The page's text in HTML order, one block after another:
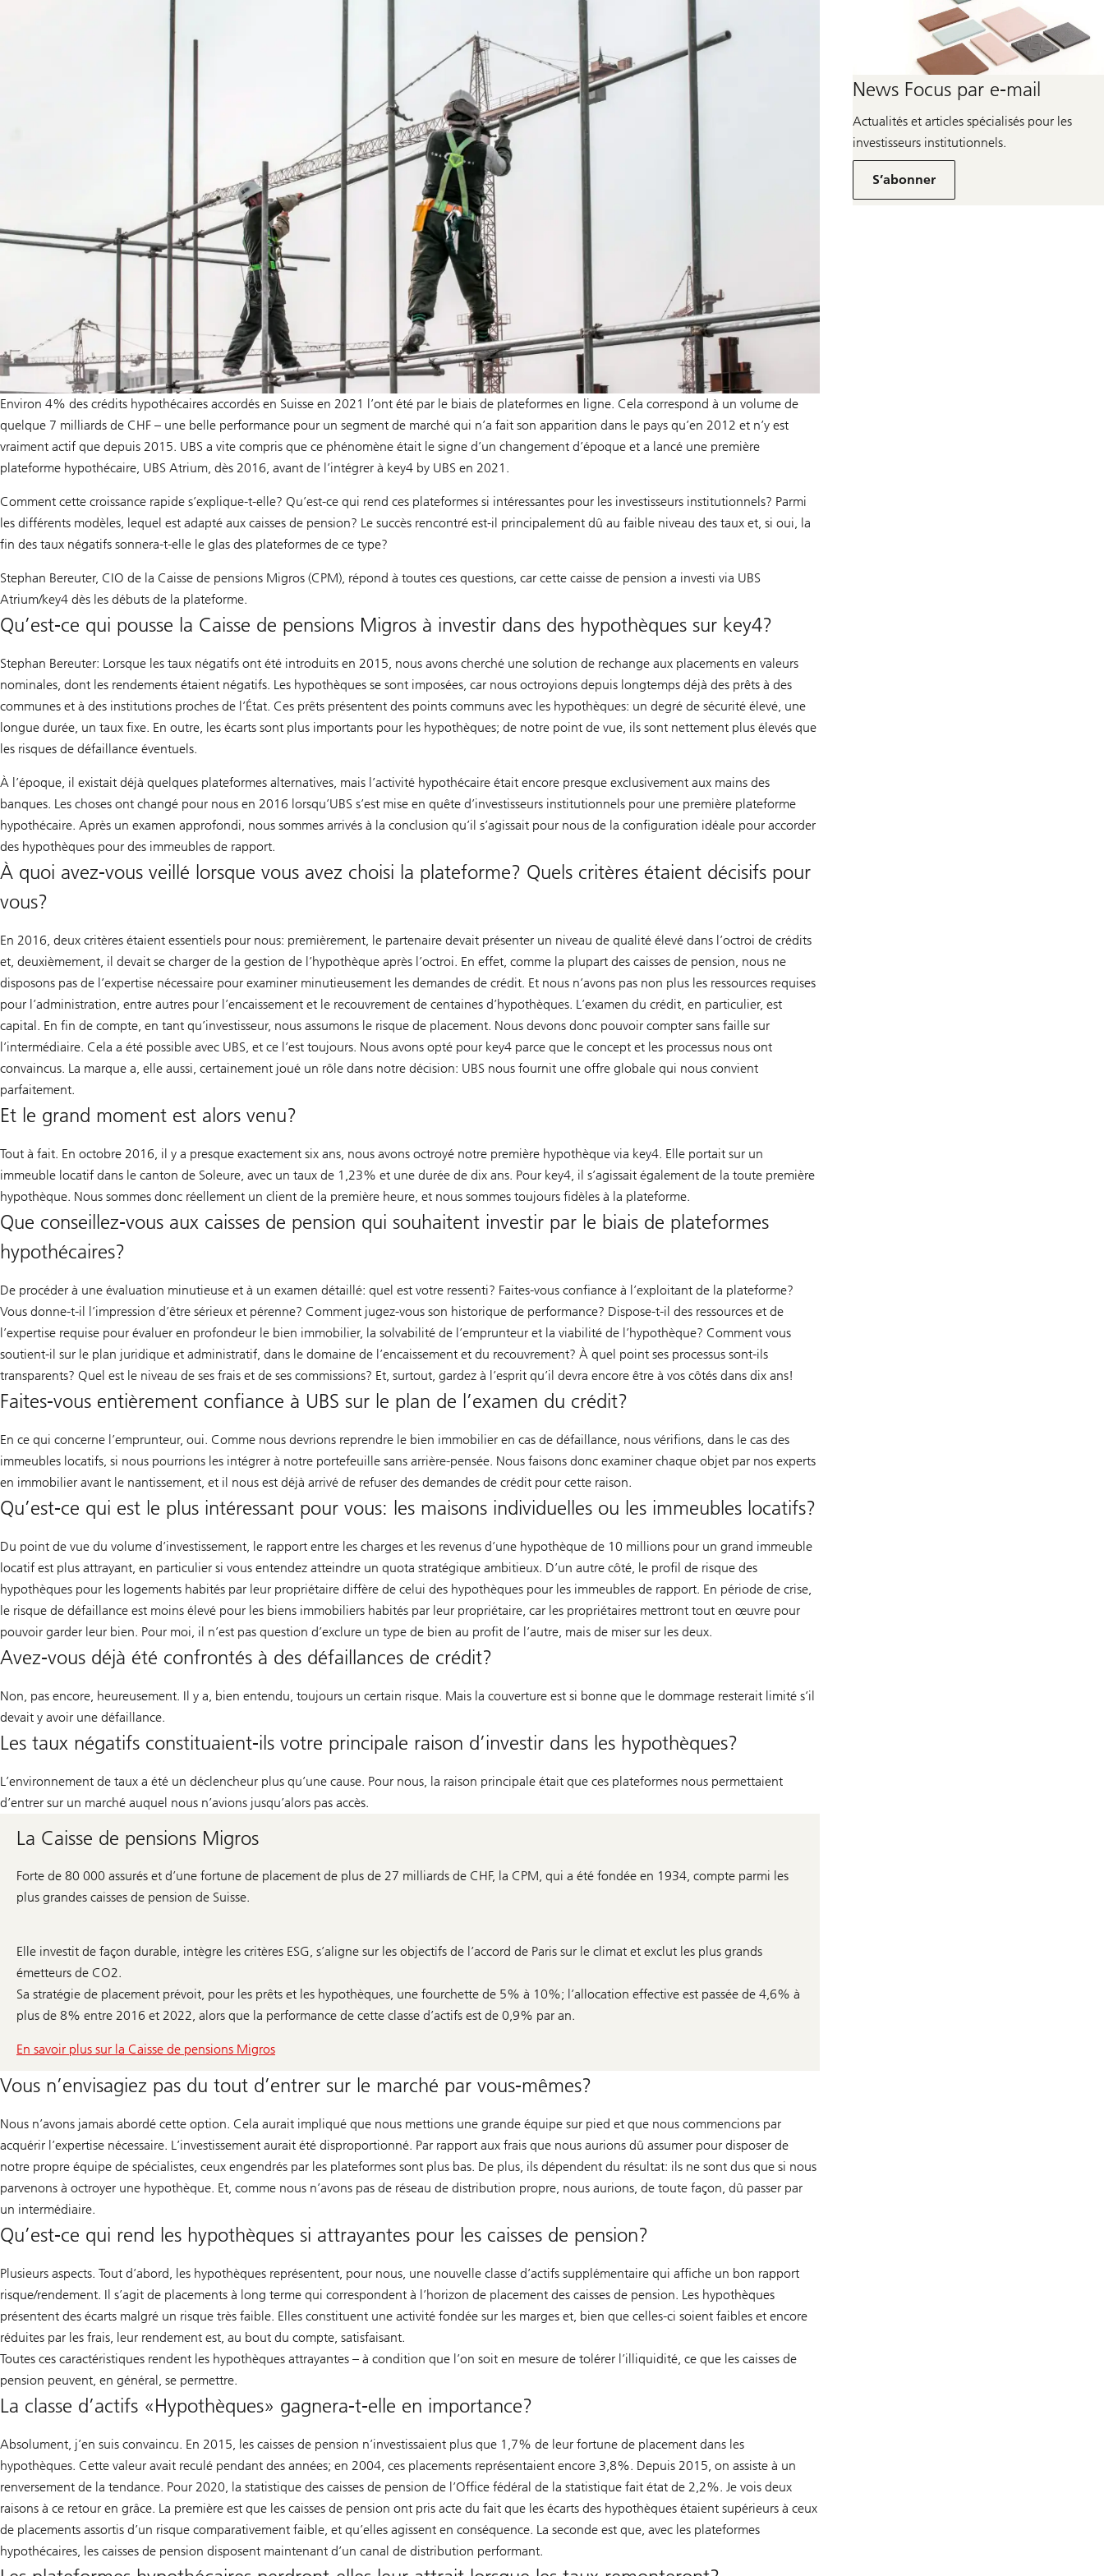
Environ 4% des crédits hypothécaires accordés en Suisse en 2021 l’ont été par le biais de plateformes en ligne. Cela correspond à un volume de
quelque 7 milliards de CHF – une belle performance pour un segment de marché qui n’a fait son apparition dans le pays qu’en 2012 et n’y est
vraiment actif que depuis 2015. UBS a vite compris que ce phénomène était le signe d’un changement d’époque et a lancé une première
plateforme hypothécaire, UBS Atrium, dès 2016, avant de l’intégrer à key4 by UBS en 2021.
Comment cette croissance rapide s’explique-t-elle? Qu’est-ce qui rend ces plateformes si intéressantes pour les investisseurs institutionnels? Parmi
les différents modèles, lequel est adapté aux caisses de pension? Le succès rencontré est-il principalement dû au faible niveau des taux et, si oui, la
fin des taux négatifs sonnera-t-elle le glas des plateformes de ce type?
Stephan Bereuter, CIO de la Caisse de pensions Migros (CPM), répond à toutes ces questions, car cette caisse de pension a investi via UBS
Atrium/key4 dès les débuts de la plateforme.
Qu’est-ce qui pousse la Caisse de pensions Migros à investir dans des hypothèques sur key4?
Stephan Bereuter: Lorsque les taux négatifs ont été introduits en 2015, nous avons cherché une solution de rechange aux placements en valeurs
nominales, dont les rendements étaient négatifs. Les hypothèques se sont imposées, car nous octroyions depuis longtemps déjà des prêts à des
communes et à des institutions proches de l’État. Ces prêts présentent des points communs avec les hypothèques: un degré de sécurité élevé, une
longue durée, un taux fixe. En outre, les écarts sont plus importants pour les hypothèques; de notre point de vue, ils sont nettement plus élevés que
les risques de défaillance éventuels.
À l’époque, il existait déjà quelques plateformes alternatives, mais l’activité hypothécaire était encore presque exclusivement aux mains des
banques. Les choses ont changé pour nous en 2016 lorsqu’UBS s’est mise en quête d’investisseurs institutionnels pour une première plateforme
hypothécaire. Après un examen approfondi, nous sommes arrivés à la conclusion qu’il s’agissait pour nous de la configuration idéale pour accorder
des hypothèques pour des immeubles de rapport.
À quoi avez-vous veillé lorsque vous avez choisi la plateforme? Quels critères étaient décisifs pour
vous?
En 2016, deux critères étaient essentiels pour nous: premièrement, le partenaire devait présenter un niveau de qualité élevé dans l’octroi de crédits
et, deuxièmement, il devait se charger de la gestion de l’hypothèque après l’octroi. En effet, comme la plupart des caisses de pension, nous ne
disposons pas de l’expertise nécessaire pour examiner minutieusement les demandes de crédit. Et nous n’avons pas non plus les ressources requises
pour l’administration, entre autres pour l’encaissement et le recouvrement de centaines d’hypothèques. L’examen du crédit, en particulier, est
capital. En fin de compte, en tant qu’investisseur, nous assumons le risque de placement. Nous devons donc pouvoir compter sans faille sur
l’intermédiaire. Cela a été possible avec UBS, et ce l’est toujours. Nous avons opté pour key4 parce que le concept et les processus nous ont
convaincus. La marque a, elle aussi, certainement joué un rôle dans notre décision: UBS nous fournit une offre globale qui nous convient
parfaitement.
Et le grand moment est alors venu?
Tout à fait. En octobre 2016, il y a presque exactement six ans, nous avons octroyé notre première hypothèque via key4. Elle portait sur un
immeuble locatif dans le canton de Soleure, avec un taux de 1,23% et une durée de dix ans. Pour key4, il s’agissait également de la toute première
hypothèque. Nous sommes donc réellement un client de la première heure, et nous sommes toujours fidèles à la plateforme.
Que conseillez-vous aux caisses de pension qui souhaitent investir par le biais de plateformes
hypothécaires?
De procéder à une évaluation minutieuse et à un examen détaillé: quel est votre ressenti? Faites-vous confiance à l’exploitant de la plateforme?
Vous donne-t-il l’impression d’être sérieux et pérenne? Comment jugez-vous son historique de performance? Dispose-t-il des ressources et de
l’expertise requise pour évaluer en profondeur le bien immobilier, la solvabilité de l’emprunteur et la viabilité de l’hypothèque? Comment vous
soutient-il sur le plan juridique et administratif, dans le domaine de l’encaissement et du recouvrement? À quel point ses processus sont-ils
transparents? Quel est le niveau de ses frais et de ses commissions? Et, surtout, gardez à l’esprit qu’il devra encore être à vos côtés dans dix ans!
Faites-vous entièrement confiance à UBS sur le plan de l’examen du crédit?
En ce qui concerne l’emprunteur, oui. Comme nous devrions reprendre le bien immobilier en cas de défaillance, nous vérifions, dans le cas des
immeubles locatifs, si nous pourrions les intégrer à notre portefeuille sans arrière-pensée. Nous faisons donc examiner chaque objet par nos experts
en immobilier avant le nantissement, et il nous est déjà arrivé de refuser des demandes de crédit pour cette raison.
Qu’est-ce qui est le plus intéressant pour vous: les maisons individuelles ou les immeubles locatifs?
Du point de vue du volume d’investissement, le rapport entre les charges et les revenus d’une hypothèque de 10 millions pour un grand immeuble
locatif est plus attrayant, en particulier si vous entendez atteindre un quota stratégique ambitieux. D’un autre côté, le profil de risque des
hypothèques pour les logements habités par leur propriétaire diffère de celui des hypothèques pour les immeubles de rapport. En période de crise,
le risque de défaillance est moins élevé pour les biens immobiliers habités par leur propriétaire, car les propriétaires mettront tout en œuvre pour
pouvoir garder leur bien. Pour moi, il n’est pas question d’exclure un type de bien au profit de l’autre, mais de miser sur les deux.
Avez-vous déjà été confrontés à des défaillances de crédit?
Non, pas encore, heureusement. Il y a, bien entendu, toujours un certain risque. Mais la couverture est si bonne que le dommage resterait limité s’il
devait y avoir une défaillance.
Les taux négatifs constituaient-ils votre principale raison d’investir dans les hypothèques?
L’environnement de taux a été un déclencheur plus qu’une cause. Pour nous, la raison principale était que ces plateformes nous permettaient
d’entrer sur un marché auquel nous n’avions jusqu’alors pas accès.
La Caisse de pensions Migros
Forte de 80 000 assurés et d’une fortune de placement de plus de 27 milliards de CHF, la CPM, qui a été fondée en 1934, compte parmi les
plus grandes caisses de pension de Suisse.
Elle investit de façon durable, intègre les critères ESG, s’aligne sur les objectifs de l’accord de Paris sur le climat et exclut les plus grands
émetteurs de CO2.
Sa stratégie de placement prévoit, pour les prêts et les hypothèques, une fourchette de 5% à 10%; l’allocation effective est passée de 4,6% à
plus de 8% entre 2016 et 2022, alors que la performance de cette classe d’actifs est de 0,9% par an.
En savoir plus sur la Caisse de pensions Migros
Vous n’envisagiez pas du tout d’entrer sur le marché par vous-mêmes?
Nous n’avons jamais abordé cette option. Cela aurait impliqué que nous mettions une grande équipe sur pied et que nous commencions par
acquérir l’expertise nécessaire. L’investissement aurait été disproportionné. Par rapport aux frais que nous aurions dû assumer pour disposer de
notre propre équipe de spécialistes, ceux engendrés par les plateformes sont plus bas. De plus, ils dépendent du résultat: ils ne sont dus que si nous
parvenons à octroyer une hypothèque. Et, comme nous n’avons pas de réseau de distribution propre, nous aurions, de toute façon, dû passer par
un intermédiaire.
Qu’est-ce qui rend les hypothèques si attrayantes pour les caisses de pension?
Plusieurs aspects. Tout d’abord, les hypothèques représentent, pour nous, une nouvelle classe d’actifs supplémentaire qui affiche un bon rapport
risque/rendement. Il s’agit de placements à long terme qui correspondent à l’horizon de placement des caisses de pension. Les hypothèques
présentent des écarts malgré un risque très faible. Elles constituent une activité fondée sur les marges et, bien que celles-ci soient faibles et encore
réduites par les frais, leur rendement est, au bout du compte, satisfaisant.
Toutes ces caractéristiques rendent les hypothèques attrayantes – à condition que l’on soit en mesure de tolérer l’illiquidité, ce que les caisses de
pension peuvent, en général, se permettre.
La classe d’actifs «Hypothèques» gagnera-t-elle en importance?
Absolument, j’en suis convaincu. En 2015, les caisses de pension n’investissaient plus que 1,7% de leur fortune de placement dans les
hypothèques. Cette valeur avait reculé pendant des années; en 2004, ces placements représentaient encore 3,8%. Depuis 2015, on assiste à un
renversement de la tendance. Pour 2020, la statistique des caisses de pension de l’Office fédéral de la statistique fait état de 2,2%. Je vois deux
raisons à ce retour en grâce. La première est que les caisses de pension ont pris acte du fait que les écarts des hypothèques étaient supérieurs à ceux
de placements assortis d’un risque comparativement faible, et qu’elles agissent en conséquence. La seconde est que, avec les plateformes
hypothécaires, les caisses de pension disposent maintenant d’un canal de distribution performant.
News Focus par e-mail
Actualités et articles spécialisés pour les
investisseurs institutionnels.
S’abonner
Environ
Newsletter